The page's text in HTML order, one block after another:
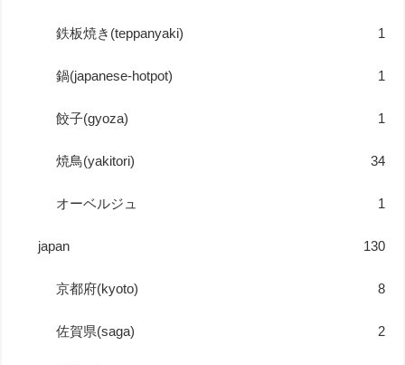
鉄板焼き(teppanyaki) 1
鍋(japanese-hotpot) 1
餃子(gyoza) 1
焼鳥(yakitori) 34
オーベルジュ 1
japan 130
京都府(kyoto) 8
佐賀県(saga) 2